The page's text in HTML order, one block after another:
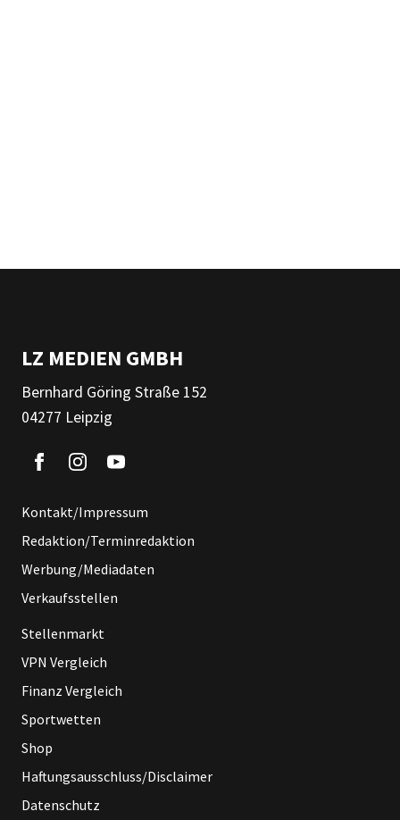
LZ MEDIEN GMBH
Bernhard Göring Straße 152
04277 Leipzig
Kontakt/Impressum
Redaktion/Terminredaktion
Werbung/Mediadaten
Verkaufsstellen
Stellenmarkt
VPN Vergleich
Finanz Vergleich
Sportwetten
Shop
Haftungsausschluss/Disclaimer
Datenschutz